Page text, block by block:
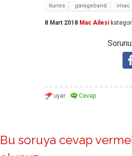
itunes garageband imac
8 Mart 2018 Mac Ailesi
Bu soruya cevap